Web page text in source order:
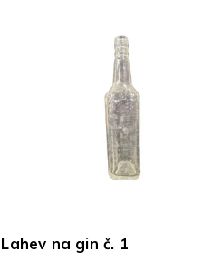
Lahev na gin č. 1